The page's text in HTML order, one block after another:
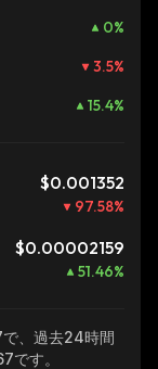
0%
3.5%
15.4%
$0.001352
97.58%
$0.00002159
51.46%
、過去24時間
です。